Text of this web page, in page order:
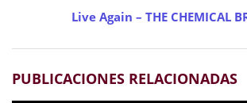
Live Again – THE CHEMICAL
PUBLICACIONES RELACIONADAS